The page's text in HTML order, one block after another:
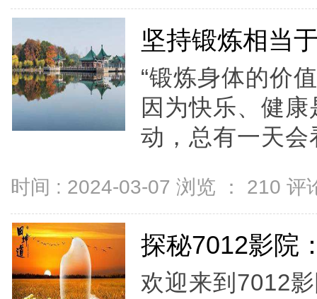
坚持锻炼相当
“锻炼身体的价
因为快乐、健
动，总有一天会
时间 : 2024-03-07 浏览 ： 210 评
探秘7012影院
欢迎来到7012